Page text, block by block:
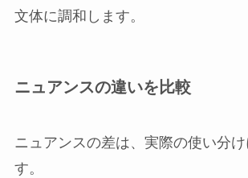
文体に調和します。
ニュアンスの違いを比較
ニュアンスの差は、実際の使い分け
す。